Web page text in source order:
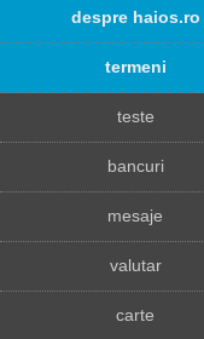
despre haios.ro
termeni
teste
bancuri
mesaje
valutar
carte